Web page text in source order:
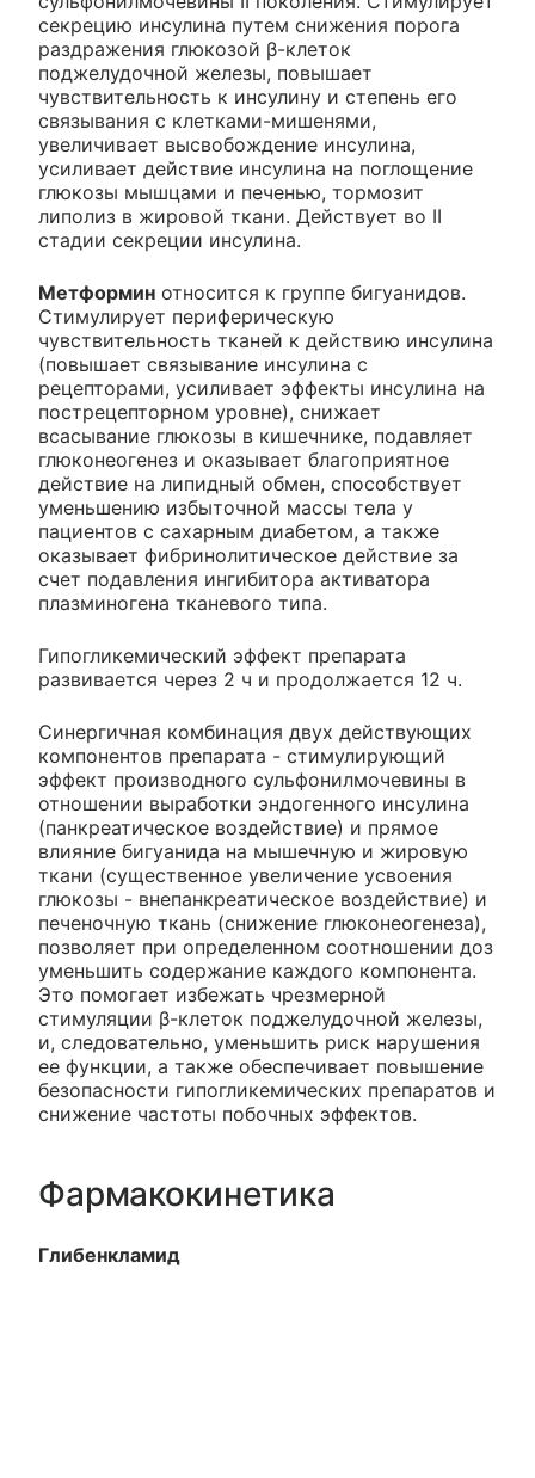
секрецию инсулина путем снижения порога
раздражения глюкозой β-клеток
поджелудочной железы, повышает
чувствительность к инсулину и степень его
связывания с клетками-мишенями,
увеличивает высвобождение инсулина,
усиливает действие инсулина на поглощение
глюкозы мышцами и печенью, тормозит
липолиз в жировой ткани. Действует во II
стадии секреции инсулина.
Метформин относится к группе бигуанидов.
Стимулирует периферическую
чувствительность тканей к действию инсулина
(повышает связывание инсулина с
рецепторами, усиливает эффекты инсулина на
пострецепторном уровне), снижает
всасывание глюкозы в кишечнике, подавляет
глюконеогенез и оказывает благоприятное
действие на липидный обмен, способствует
уменьшению избыточной массы тела у
пациентов с сахарным диабетом, а также
оказывает фибринолитическое действие за
счет подавления ингибитора активатора
плазминогена тканевого типа.
Гипогликемический эффект препарата
развивается через 2 ч и продолжается 12 ч.
Синергичная комбинация двух действующих
компонентов препарата - стимулирующий
эффект производного сульфонилмочевины в
отношении выработки эндогенного инсулина
(панкреатическое воздействие) и прямое
влияние бигуанида на мышечную и жировую
ткани (существенное увеличение усвоения
глюкозы - внепанкреатическое воздействие) и
печеночную ткань (снижение глюконеогенеза),
позволяет при определенном соотношении доз
уменьшить содержание каждого компонента.
Это помогает избежать чрезмерной
стимуляции β-клеток поджелудочной железы,
и, следовательно, уменьшить риск нарушения
ее функции, а также обеспечивает повышение
безопасности гипогликемических препаратов и
снижение частоты побочных эффектов.
Фармакокинетика
Глибенкламид